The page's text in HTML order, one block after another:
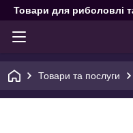
Товари для риболовлі
Товари та послуги